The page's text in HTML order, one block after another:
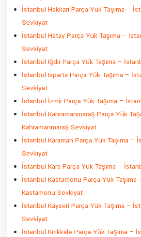
İstanbul Hakkari Parça Yük Taşıma –
Sevkiyat
İstanbul Hatay Parça Yük Taşıma –
Sevkiyat
İstanbul Iğdır Parça Yük Taşıma –
İstanbul Isparta Parça Yük Taşıma –
Sevkiyat
İstanbul İzmir Parça Yük Taşıma –
İstanbul Kahramanmaraş Parça Yük
Kahramanmaraş Sevkiyat
İstanbul Karaman Parça Yük Taşıma –
Sevkiyat
İstanbul Kars Parça Yük Taşıma –
İstanbul Kastamonu Parça Yük Taşıma
Kastamonu Sevkiyat
İstanbul Kayseri Parça Yük Taşıma –
Sevkiyat
İstanbul Kırıkkale Parça Yük Taşıma –